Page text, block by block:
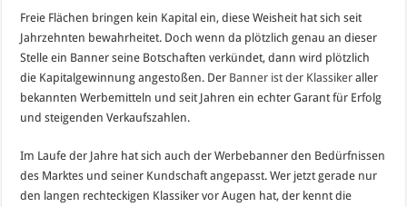
Freie Flächen bringen kein Kapital ein, diese Weisheit hat sich seit
Jahrzehnten bewahrheitet. Doch wenn da plötzlich genau an dieser
Stelle ein Banner seine Botschaften verkündet, dann wird plötzlich
die Kapitalgewinnung angestoßen. Der Banner ist der Klassiker aller
bekannten Werbemitteln und seit Jahren ein echter Garant für Erfolg
und steigenden Verkaufszahlen.
Im Laufe der Jahre hat sich auch der Werbebanner den Bedürfnissen
des Marktes und seiner Kundschaft angepasst. Wer jetzt gerade nur
den langen rechteckigen Klassiker vor Augen hat, der kennt die